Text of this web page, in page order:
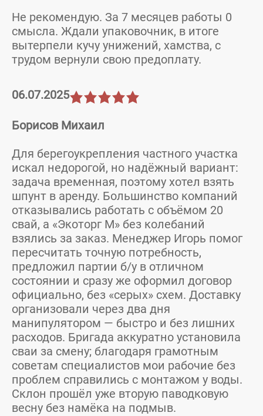
Не рекомендую. За 7 месяцев работы 0
смысла. Ждали упаковочник, в итоге
вытерпели кучу унижений, хамства, с
трудом вернули свою предоплату.
06.07.2025
Борисов Михаил
Для берегоукрепления частного участка
искал недорогой, но надёжный вариант:
задача временная, поэтому хотел взять
шпунт в аренду. Большинство компаний
отказывались работать с объёмом 20
свай, а «Экоторг М» без колебаний
взялись за заказ. Менеджер Игорь помог
пересчитать точную потребность,
предложил партии б/у в отличном
состоянии и сразу же оформил договор
официально, без «серых» схем. Доставку
организовали через два дня
манипулятором — быстро и без лишних
расходов. Бригада аккуратно установила
сваи за смену; благодаря грамотным
советам специалистов мои рабочие без
проблем справились с монтажом у воды.
Склон прошёл уже вторую паводковую
весну без намёка на подмыв.